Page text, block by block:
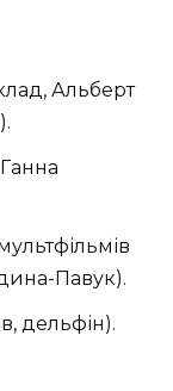
Альберт
Павук).
дельфін).